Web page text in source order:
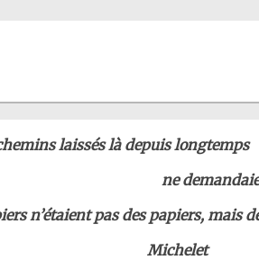
laissés là depuis longtemps
ne
n’étaient pas des papiers, mais
Michelet